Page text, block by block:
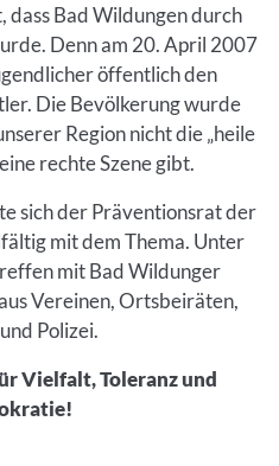
dass Bad Wildungen durch
Denn am 20. April 2007
öffentlich den
Die Bevölkerung wurde
Region nicht die „heile
rechte Szene gibt.
sich der Präventionsrat der
mit dem Thema. Unter
mit Bad Wildunger
Vereinen, Ortsbeiräten,
Polizei.
Vielfalt, Toleranz und